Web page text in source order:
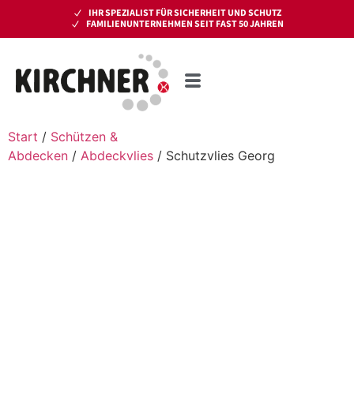
IHR SPEZIALIST FÜR SICHERHEIT UND SCHUTZ
FAMILIENUNTERNEHMEN SEIT FAST 50 JAHREN
Start / Schützen &
Abdecken / Abdeckvlies / Schutzvlies Georg